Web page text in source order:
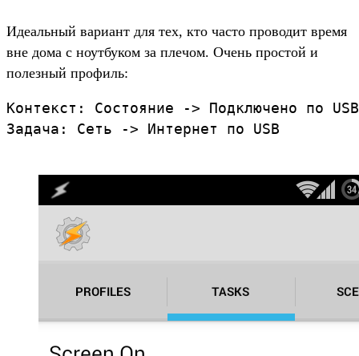
Идеальный вариант для тех, кто часто проводит время
вне дома с ноутбуком за плечом. Очень простой и
полезный профиль:
Контекст: Состояние -> Подключено по USB
Задача: Сеть -> Интернет по USB